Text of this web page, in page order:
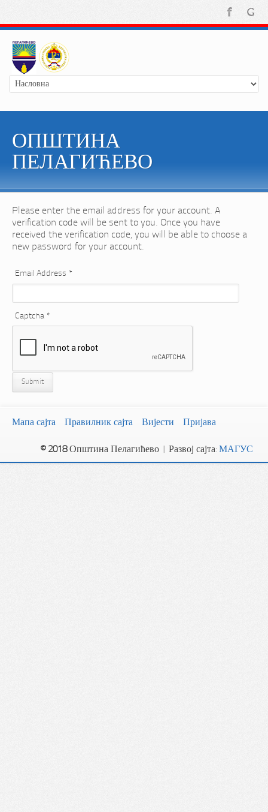
ОПШТИНА
ПЕЛАГИЋЕВО
Please enter the email address for your account. A
verification code will be sent to you. Once you have
received the verification code, you will be able to choose a
new password for your account.
Email Address *
Captcha *
Submit
Мапа сајта Правилник сајта Вијести Пријава
© 2018Општина Пелагићево | Развој сајта: МАГУС